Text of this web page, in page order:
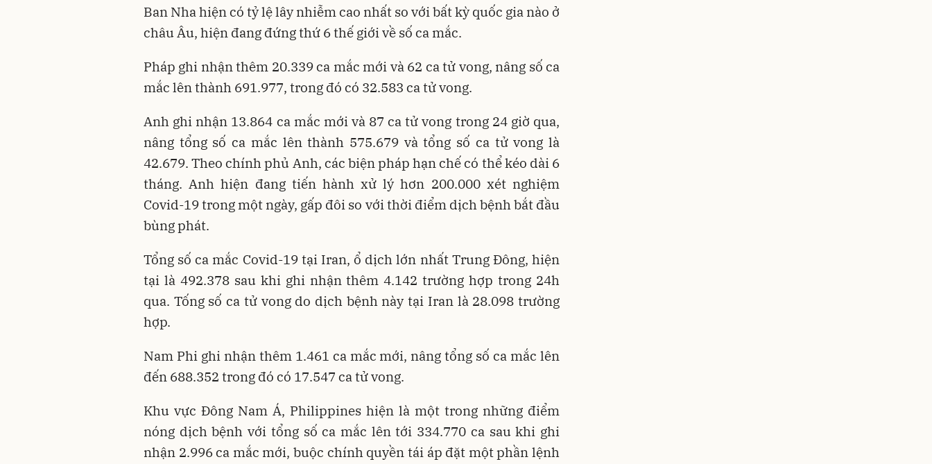
Ban Nha hiện có tỷ lệ lây nhiễm cao nhất so với bất kỳ quốc gia nào ở
châu Âu, hiện đang đứng thứ 6 thế giới về số ca mắc.
Pháp ghi nhận thêm 20.339 ca mắc mới và 62 ca tử vong, nâng số ca
mắc lên thành 691.977, trong đó có 32.583 ca tử vong.
Anh ghi nhận 13.864 ca mắc mới và 87 ca tử vong trong 24 giờ qua,
nâng tổng số ca mắc lên thành 575.679 và tổng số ca tử vong là
42.679. Theo chính phủ Anh, các biện pháp hạn chế có thể kéo dài 6
tháng. Anh hiện đang tiến hành xử lý hơn 200.000 xét nghiệm
Covid-19 trong một ngày, gấp đôi so với thời điểm dịch bệnh bắt đầu
bùng phát.
Tổng số ca mắc Covid-19 tại Iran, ổ dịch lớn nhất Trung Đông, hiện
tại là 492.378 sau khi ghi nhận thêm 4.142 trường hợp trong 24h
qua. Tống số ca tử vong do dịch bệnh này tại Iran là 28.098 trường
hợp.
Nam Phi ghi nhận thêm 1.461 ca mắc mới, nâng tổng số ca mắc lên
đến 688.352 trong đó có 17.547 ca tử vong.
Khu vực Đông Nam Á, Philippines hiện là một trong những điểm
nóng dịch bệnh với tổng số ca mắc lên tới 334.770 ca sau khi ghi
nhận 2.996 ca mắc mới, buộc chính quyền tái áp đặt một phần lệnh